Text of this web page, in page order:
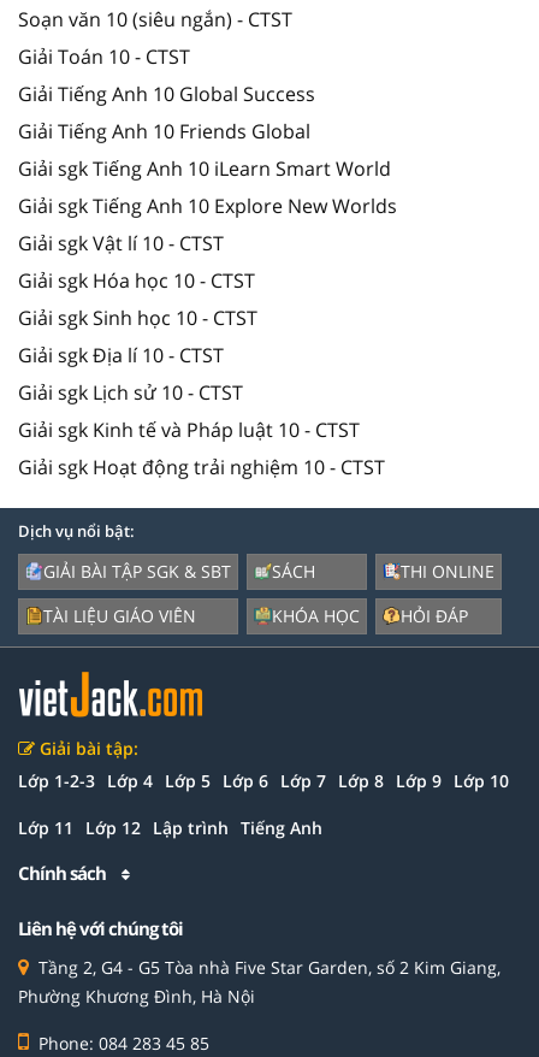
Soạn văn 10 (siêu ngắn) - CTST
Giải Toán 10 - CTST
Giải Tiếng Anh 10 Global Success
Giải Tiếng Anh 10 Friends Global
Giải sgk Tiếng Anh 10 iLearn Smart World
Giải sgk Tiếng Anh 10 Explore New Worlds
Giải sgk Vật lí 10 - CTST
Giải sgk Hóa học 10 - CTST
Giải sgk Sinh học 10 - CTST
Giải sgk Địa lí 10 - CTST
Giải sgk Lịch sử 10 - CTST
Giải sgk Kinh tế và Pháp luật 10 - CTST
Giải sgk Hoạt động trải nghiệm 10 - CTST
Dịch vụ nổi bật:
GIẢI BÀI TẬP SGK & SBT
TÀI LIỆU GIÁO VIÊN
SÁCH
KHÓA HỌC
THI ONLINE
HỎI ĐÁP
Giải bài tập:
Lớp 1-2-3 Lớp 4 Lớp 5 Lớp 6 Lớp 7 Lớp 8 Lớp 9 Lớp 10
Lớp 11 Lớp 12 Lập trình Tiếng Anh
Chính sách
Liên hệ với chúng tôi
Tầng 2, G4 - G5 Tòa nhà Five Star Garden, số 2 Kim Giang,
Phường Khương Đình, Hà Nội
Phone: 084 283 45 85